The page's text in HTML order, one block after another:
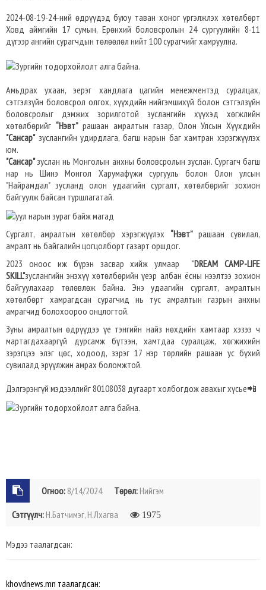
2024-08-19-24-ний өдрүүдэд буюу таван хоног үргэлжлэх хөтөлбөрт
Ховд аймгийн 17 сумын, Ерөнхий боловсролын 24 сургуулийн 8-11
дүгээр ангийн сурагчдын төлөөлөл нийт 100 сурагчийг хамруулна.
Амьдрах ухаан, эерэг хандлага цагийн менежментэд суралцах,
сэтгэлзүйн боловсрол олгох, хүүхдийн нийгэмшихүй болон сэтгэлзүйн
боловсролыг дэмжих зорилготой зуслангийн хүүхэд хөгжлийн
хөтөлбөрийг “Нэвт”рашаан амралтын газар, Олон Улсын Хүүхдийн
"Сансар"зуслангийн удирдлага, багш нарын баг хамтран хэрэгжүүлэх
юм.
"Сансар"зуслан нь Монголын анхны боловсролын зуслан. Сургагч багш
нар нь Шинэ Монгол Харумафүжи сургууль болон Олон улсын
"Найрамдал" зусланд олон удаагийн сургалт, хөтөлбөрийг зохион
байгуулж байсан туршлагатай.
Сургалт, амралтын хөтөлбөр хэрэгжүүлэх “Нэвт” рашаан сувилал,
амралт нь байгалийн цогцолборт газарт оршдог.
2023 оноос иж бүрэн засвар хийж улмаар "DREAM CAMP-LIFE
SKILL"зуслангийн энэхүү хөтөлбөрийн үеэр албан ёсны нээлтээ зохион
байгуулахаар төлөвлөж байна. Энэ удаагийн сургалт, амралтын
хөтөлбөрт хамрагдсан сурагчид нь тус амралтын газрын анхны
амрагчид болохоороо онцлогтой.
Зуны амралтын өдрүүдээ үе тэнгийн найз нөхдийн хамтаар хэзээ ч
мартагдахааргүй дурсамж бүтээн, хамтдаа суралцаж, хөгжихийн
зэрэгцээ элэг цөс, ходоод, зэрэг 17 нэр төрлийн рашаан ус бүхий
сувилалд эрүүлжин амрах боломжтой.
Дэлгэрэнгүй мэдээллийг 80108038 дугаарт холбогдож авахыг хүсье📲
Огноо: 8/14/2024 Төрөл: Нийгэм
Сэтгүүлч: Н.Батчимэг, Н.Лхагва 1975
Мэдээ таалагдсан:
khovdnews.mn таалагдсан: